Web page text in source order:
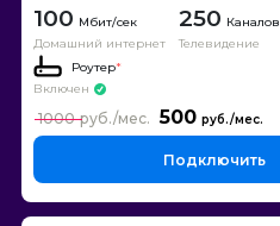
100
Домашний интернет
250 Каналов
Телевидение
Роутер*
Включен
500
1000
Подключить